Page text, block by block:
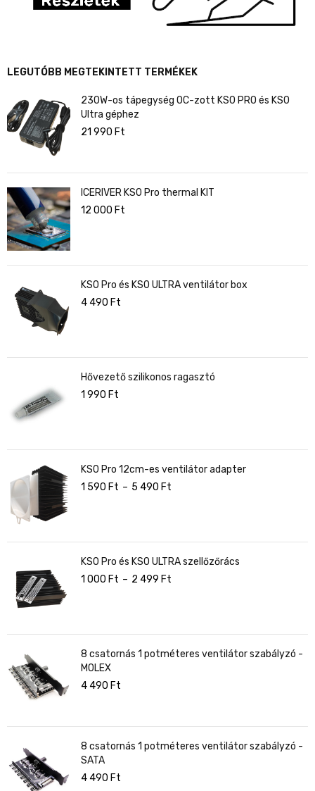
LEGUTÓBB MEGTEKINTETT TERMÉKEK
230W-os tápegység OC-zott KS0 PRO és KS0
Ultra géphez
21 990 Ft
ICERIVER KS0 Pro thermal KIT
12 000 Ft
KS0 Pro és KS0 ULTRA ventilátor box
4 490 Ft
Hővezető szilikonos ragasztó
1 990 Ft
KS0 Pro 12cm-es ventilátor adapter
1 590 Ft – 5 490 Ft
KS0 Pro és KS0 ULTRA szellőzőrács
1 000 Ft – 2 499 Ft
8 csatornás 1 potméteres ventilátor szabályzó -
MOLEX
4 490 Ft
8 csatornás 1 potméteres ventilátor szabályzó -
SATA
4 490 Ft